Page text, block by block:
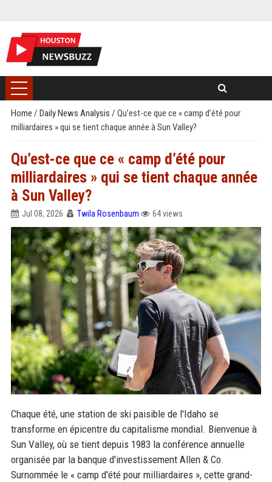
Home / Daily News Analysis / Qu’est-ce que ce « camp d’été pour
milliardaires » qui se tient chaque année à Sun Valley?
Qu’est-ce que ce « camp d’été pour
milliardaires » qui se tient chaque année
à Sun Valley?
Jul 08, 2026 Twila Rosenbaum 64 views
Chaque été, une station de ski paisible de l'Idaho se
transforme en épicentre du capitalisme mondial. Bienvenue à
Sun Valley, où se tient depuis 1983 la conférence annuelle
organisée par la banque d'investissement Allen & Co.
Surnommée le « camp d'été pour milliardaires », cette grand-